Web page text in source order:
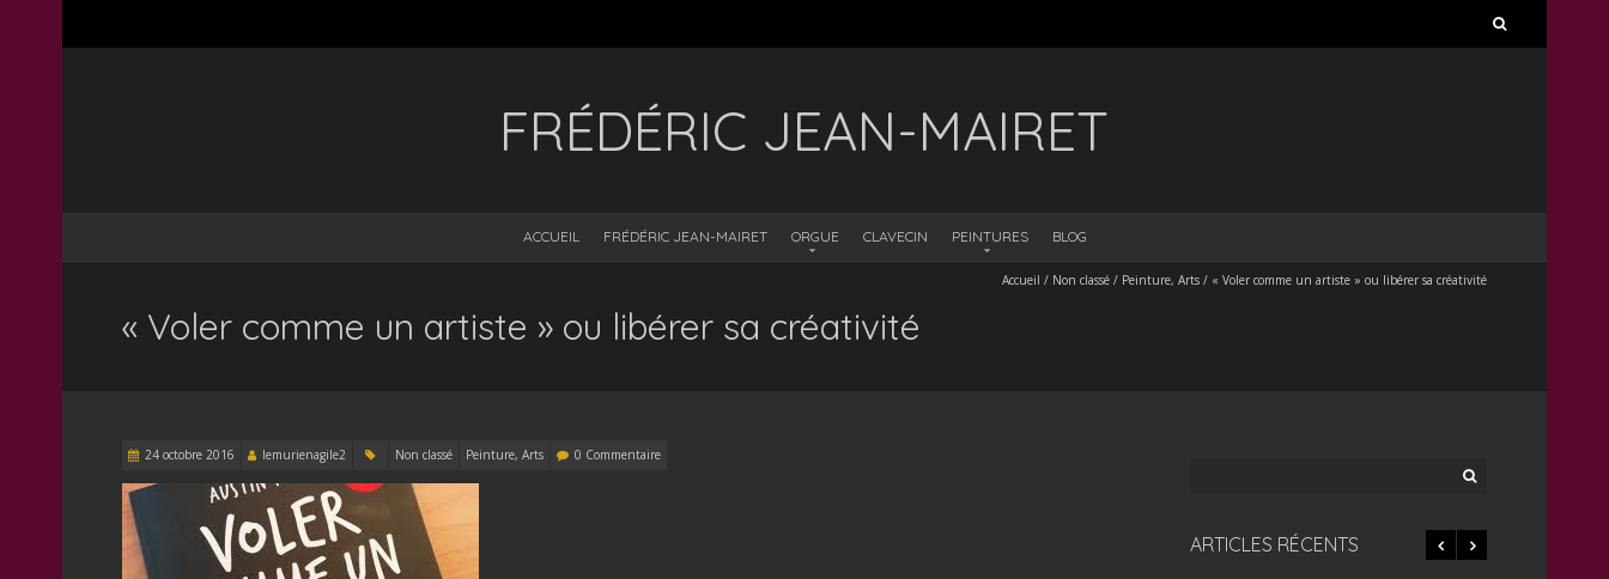
FRÉDÉRIC JEAN-MAIRET
ACCUEIL FRÉDÉRIC JEAN-MAIRET ORGUE CLAVECIN PEINTURES BLOG
Accueil / Non classé / Peinture, Arts / « Voler comme un artiste » ou libérer sa créativité
« Voler comme un artiste » ou libérer sa créativité
24 octobre 2016 lemurienagile2 Non classé Peinture, Arts 0 Commentaire
ARTICLES RÉCENTS